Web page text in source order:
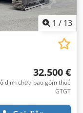
1 / 13
32.500 €
định chưa bao gồm thuế
GTGT